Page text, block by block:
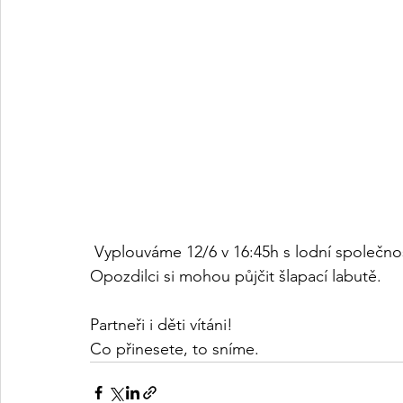
Vyplouváme 12/6 v 16:45h s lodní
Opozdilci si mohou půjčit šlapací labutě.
Partneři i děti vítáni!
Co přinesete, to sníme.